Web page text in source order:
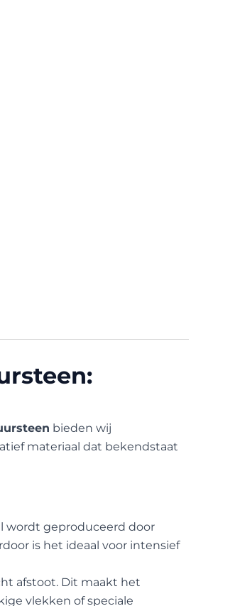
bieden wij
materiaal dat bekendstaat
wordt geproduceerd door
is het ideaal voor intensief
afstoot. Dit maakt het
vlekken of speciale